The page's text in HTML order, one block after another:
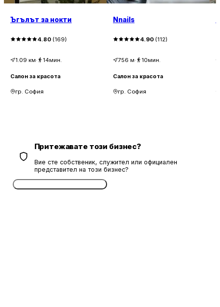
Ъгълът за нокти
4.80 (169)
1.09 км· 14мин.
Салон за красота
гр. София
Nnails
4.90 (112)
756 м· 10мин.
Салон за красота
гр. София
Притежавате този бизнес?
Вие сте собственик, служител или официален
представител на този бизнес?